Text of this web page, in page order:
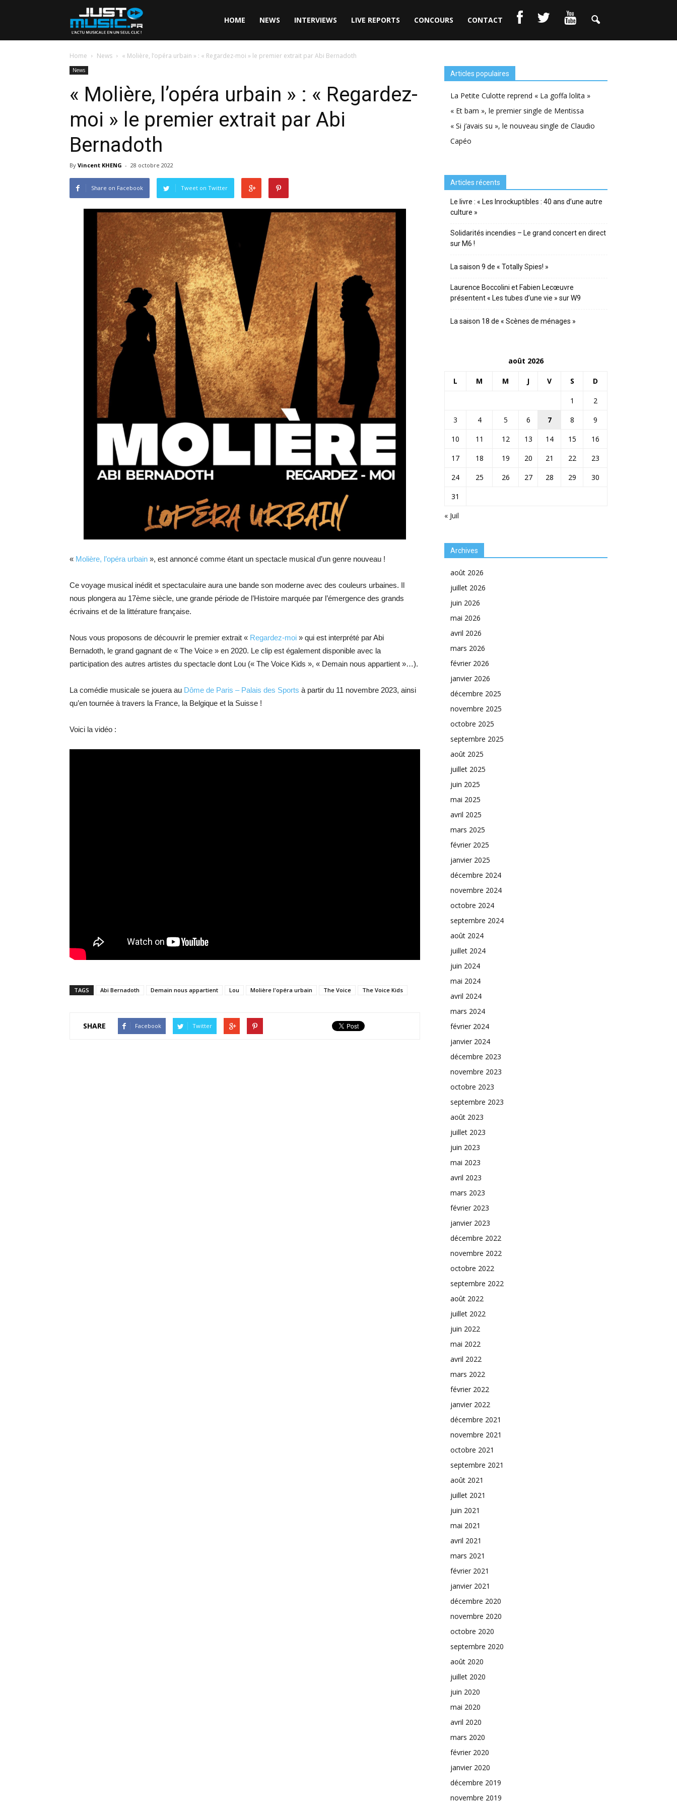
HOME NEWS INTERVIEWS LIVE REPORTS CONCOURS CONTACT
Home News « Molière, l’opéra urbain » : « Regardez-moi » le premier extrait par Abi Bernadoth
News
« Molière, l’opéra urbain » : « Regardez-
moi » le premier extrait par Abi
Bernadoth
By Vincent KHENG - 28 octobre 2022
Share on Facebook Tweet on Twitter
« Molière, l’opéra urbain », est annoncé comme étant un spectacle musical d’un genre nouveau !
Ce voyage musical inédit et spectaculaire aura une bande son moderne avec des couleurs urbaines. Il
nous plongera au 17ème siècle, une grande période de l’Histoire marquée par l’émergence des grands
écrivains et de la littérature française.
Nous vous proposons de découvrir le premier extrait « Regardez-moi » qui est interprété par Abi
Bernadoth, le grand gagnant de « The Voice » en 2020. Le clip est également disponible avec la
participation des autres artistes du spectacle dont Lou (« The Voice Kids », « Demain nous appartient »…).
La comédie musicale se jouera au Dôme de Paris – Palais des Sports à partir du 11 novembre 2023, ainsi
qu’en tournée à travers la France, la Belgique et la Suisse !
Voici la vidéo :
TAGS Abi Bernadoth Demain nous appartient Lou Molière l'opéra urbain The Voice The Voice Kids
SHARE Facebook Twitter
Articles populaires
La Petite Culotte reprend « La goffa lolita »
« Et bam », le premier single de Mentissa
« Si j’avais su », le nouveau single de Claudio
Capéo
Articles récents
Le livre : « Les Inrockuptibles : 40 ans d’une autre
culture »
Solidarités incendies – Le grand concert en direct
sur M6 !
La saison 9 de « Totally Spies! »
Laurence Boccolini et Fabien Lecœuvre
présentent « Les tubes d’une vie » sur W9
La saison 18 de « Scènes de ménages »
août 2026
L M M J V S D
« Juil
1
2
3
4 5 6 7 8
9
10
11 12 13 14 15
16
17
18 19 20 21 22
23
24
25 26 27 28 29
30
31
Archives
août 2026
juillet 2026
juin 2026
mai 2026
avril 2026
mars 2026
février 2026
janvier 2026
décembre 2025
novembre 2025
octobre 2025
septembre 2025
août 2025
juillet 2025
juin 2025
mai 2025
avril 2025
mars 2025
février 2025
janvier 2025
décembre 2024
novembre 2024
octobre 2024
septembre 2024
août 2024
juillet 2024
juin 2024
mai 2024
avril 2024
mars 2024
février 2024
janvier 2024
décembre 2023
novembre 2023
octobre 2023
septembre 2023
août 2023
juillet 2023
juin 2023
mai 2023
avril 2023
mars 2023
février 2023
janvier 2023
décembre 2022
novembre 2022
octobre 2022
septembre 2022
août 2022
juillet 2022
juin 2022
mai 2022
avril 2022
mars 2022
février 2022
janvier 2022
décembre 2021
novembre 2021
octobre 2021
septembre 2021
août 2021
juillet 2021
juin 2021
mai 2021
avril 2021
mars 2021
février 2021
janvier 2021
décembre 2020
novembre 2020
octobre 2020
septembre 2020
août 2020
juillet 2020
juin 2020
mai 2020
avril 2020
mars 2020
février 2020
janvier 2020
décembre 2019
novembre 2019